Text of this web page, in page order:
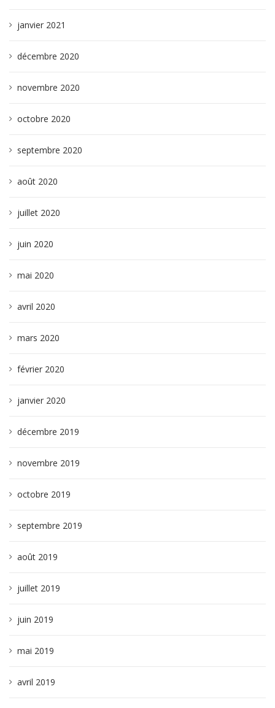
janvier 2021
décembre 2020
novembre 2020
octobre 2020
septembre 2020
août 2020
juillet 2020
juin 2020
mai 2020
avril 2020
mars 2020
février 2020
janvier 2020
décembre 2019
novembre 2019
octobre 2019
septembre 2019
août 2019
juillet 2019
juin 2019
mai 2019
avril 2019